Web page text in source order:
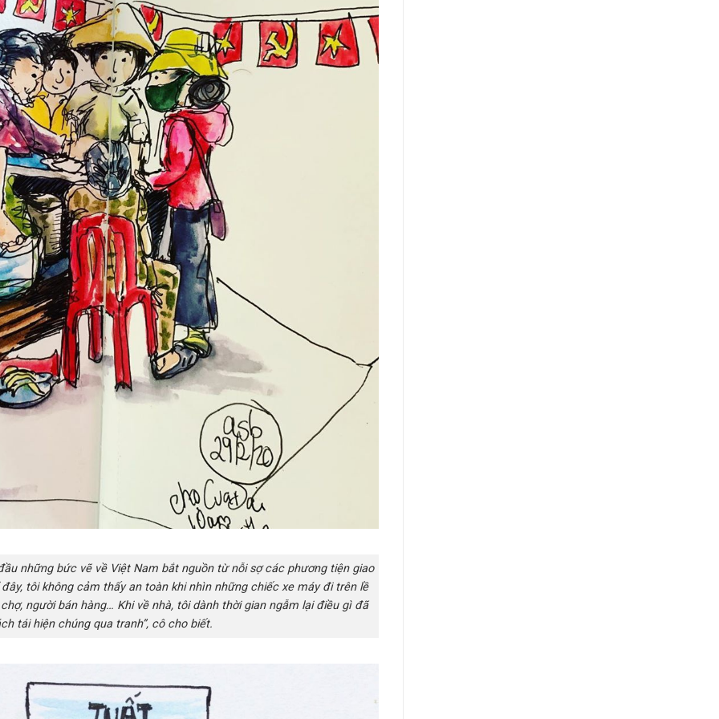
những bức vẽ về Việt Nam bắt nguồn từ nỗi sợ các phương tiện giao
tôi không cảm thấy an toàn khi nhìn những chiếc xe máy đi trên lề
người bán hàng… Khi về nhà, tôi dành thời gian ngẫm lại điều gì đã
tái hiện chúng qua tranh”, cô cho biết.